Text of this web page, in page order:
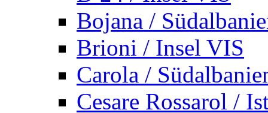
Bojana /
Brioni / Insel VIS
Carola /
Cesare Rossarol /